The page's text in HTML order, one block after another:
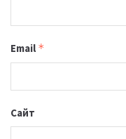
Email *
Сайт